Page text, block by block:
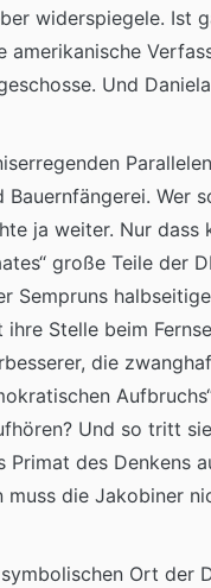
widerspiegele. Ist
Und
Wer
ja weiter. Nur dass
große Teile der
Stelle beim
die
Und so tritt
des Denkens
die Jakobiner
Ort der